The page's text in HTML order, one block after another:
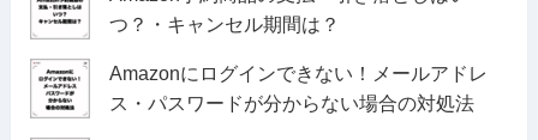
つ？・キャンセル期間は？
Amazonにログインできない！メールアドレ
ス・パスワードが分からない場合の対処法